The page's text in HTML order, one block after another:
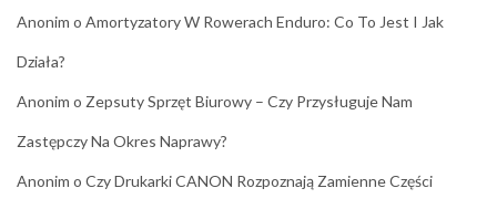
Anonim o Amortyzatory W Rowerach Enduro: Co To Jest I Jak
Działa?
Anonim o Zepsuty Sprzęt Biurowy – Czy Przysługuje Nam
Zastępczy Na Okres Naprawy?
Anonim o Czy Drukarki CANON Rozpoznają Zamienne Części